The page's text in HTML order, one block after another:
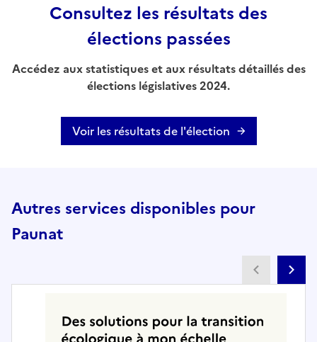
Consultez les résultats des
élections passées
Accédez aux statistiques et aux résultats détaillés des
élections législatives 2024.
Voir les résultats de l'élection
Autres services disponibles pour
Paunat